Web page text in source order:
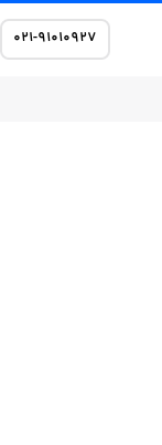
۰۲۱-۹۱۰۱۰۹۲۷